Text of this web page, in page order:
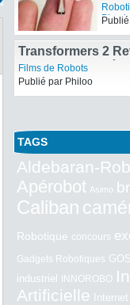
Les
Publié
Transformers 2
Revanche : Vidéo
TAGS
Aldebaran-
Apérobot Asimo
Caliban
Robotique concours
Gadgets Robotiques
industriel INNOROBO
Artificielle
Internet